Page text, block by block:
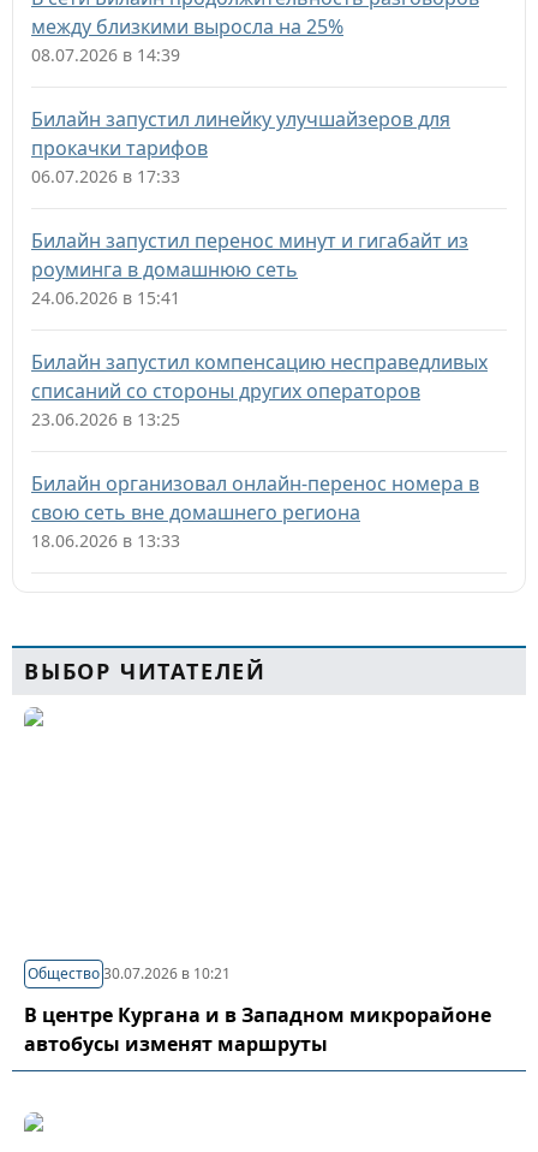
между близкими выросла на 25%
08.07.2026 в 14:39
Билайн запустил линейку улучшайзеров для
прокачки тарифов
06.07.2026 в 17:33
Билайн запустил перенос минут и гигабайт из
роуминга в домашнюю сеть
24.06.2026 в 15:41
Билайн запустил компенсацию несправедливых
списаний со стороны других операторов
23.06.2026 в 13:25
Билайн организовал онлайн-перенос номера в
свою сеть вне домашнего региона
18.06.2026 в 13:33
ВЫБОР ЧИТАТЕЛЕЙ
Общество30.07.2026 в 10:21
В центре Кургана и в Западном микрорайоне
автобусы изменят маршруты